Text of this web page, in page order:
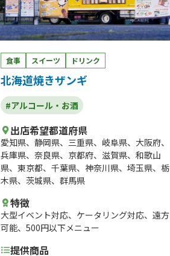
食事 スイーツ ドリンク
北海道焼きザンギ
#アルコール・お酒
出店希望都道府県
愛知県、 静岡県、 三重県、 岐阜県、 大阪府、
兵庫県、 奈良県、 京都府、 滋賀県、 和歌山
県、 東京都、 千葉県、 神奈川県、 埼玉県、 栃
木県、 茨城県、 群馬県
特徴
大型イベント対応、 ケータリング対応、 遠方
可能、 500円以下メニュー
提供商品